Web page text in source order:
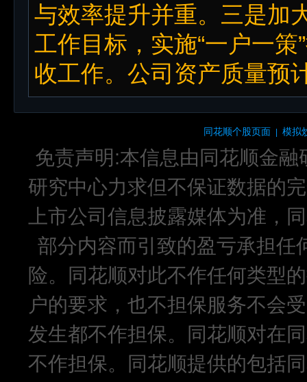
与效率提升并重。三是加
工作目标，实施“一户一
收工作。公司资产质量预
同花顺个股页面 | 模拟
免责声明:本信息由同花顺金
研究中心力求但不保证数据的
上市公司信息披露媒体为准，
部分内容而引致的盈亏承担任
险。同花顺对此不作任何类型
户的要求，也不担保服务不会
发生都不作担保。同花顺对在
不作担保。同花顺提供的包括